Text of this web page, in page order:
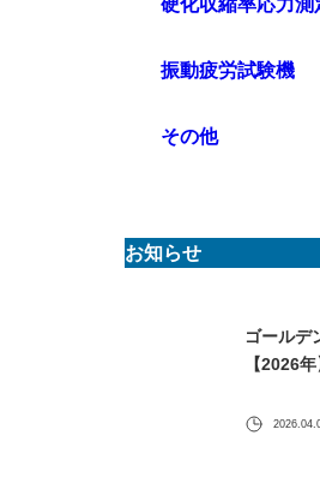
硬化収縮率応力測
振動疲労試験機
その他
お知らせ
ゴールデ
【2026年